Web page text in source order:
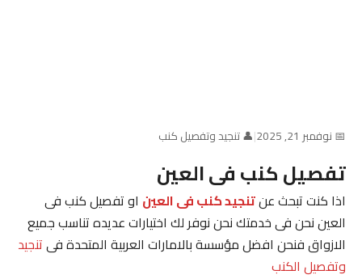
📅 نوفمبر 21, 2025 |👤 تنجيد وتفصيل كنب
تفصيل كنب فى العين
اذا كنت تبحث عنتنجيد كنب فى العيناو تفصيل كنب فى
العين نحن فى خدمتك نحن نوفر لك اختيارات عديده تناسب جميع
الازواق فنحن افضل مؤسسة بالامارات العربية المتحدة فىتنجيد
وتفصيل الكنب